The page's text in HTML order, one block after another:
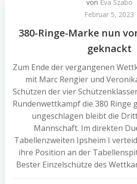
von Eva Szabo
Februar 5, 2023
380-Ringe-Marke nun
geknackt
Zum Ende der vergangenen
mit Marc Rengier und
Schützen der vier
Rundenwettkampf die 380 Ringe
ungeschlagen bleibt die
Mannschaft. Im direkten
Tabellenzweiten Ipsheim I
ihre Position an der
Bester Einzelschütze des